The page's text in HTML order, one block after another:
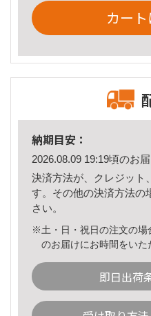
カー
納期目安：
2026.08.09 19:19頃のお届
決済方法が、クレジット
す。その他の決済方法の
さい。
※土・日・祝日の注文の場
のお届けにお時間をいた
即日出荷